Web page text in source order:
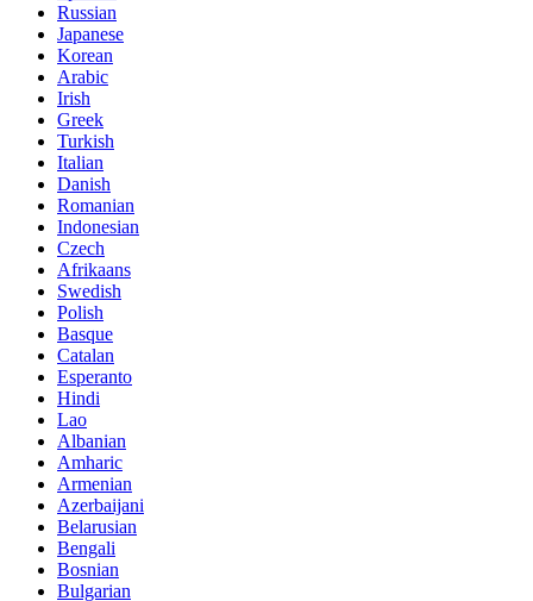
Russian
Japanese
Korean
Arabic
Irish
Greek
Turkish
Italian
Danish
Romanian
Indonesian
Czech
Afrikaans
Swedish
Polish
Basque
Catalan
Esperanto
Hindi
Lao
Albanian
Amharic
Armenian
Azerbaijani
Belarusian
Bengali
Bosnian
Bulgarian